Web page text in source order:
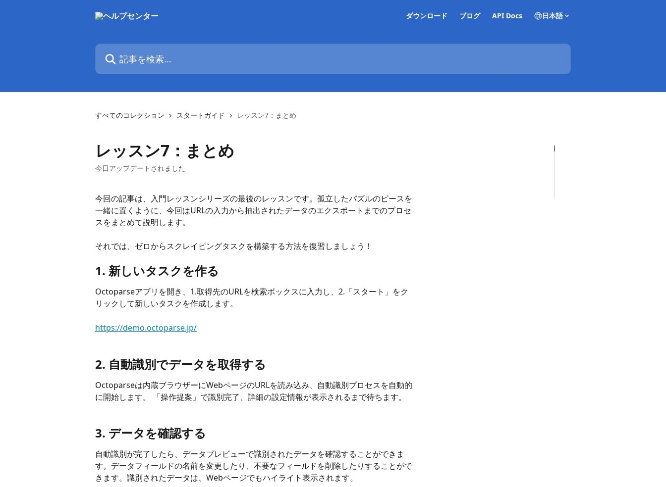
ダウンロード ブログ API Docs 日本語
記事を検索...
すべてのコレクション スタートガイド レッスン7：まとめ
レッスン7：まとめ
今日アップデートされました
今回の記事は、入門レッスンシリーズの最後のレッスンです。孤立したパズルのピースを
一緒に置くように、今回はURLの入力から抽出されたデータのエクスポートまでのプロセ
スをまとめて説明します。
それでは、ゼロからスクレイピングタスクを構築する方法を復習しましょう！
1. 新しいタスクを作る
Octoparseアプリを開き、1.取得先のURLを検索ボックスに入力し、2.「スタート」をク
リックして新しいタスクを作成します。
https://demo.octoparse.jp/
2. 自動識別でデータを取得する
Octoparseは内蔵ブラウザーにWebページのURLを読み込み、自動識別プロセスを自動的
に開始します。 「操作提案」で識別完了、詳細の設定情報が表示されるまで待ちます。
3. データを確認する
自動識別が完了したら、データプレビューで識別されたデータを確認することができま
す。データフィールドの名前を変更したり、不要なフィールドを削除したりすることがで
きます。識別されたデータは、Webページでもハイライト表示されます。